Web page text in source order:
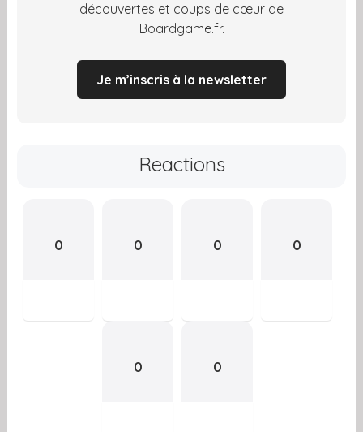
découvertes et coups de cœur de
Boardgame.fr.
Je m’inscris à la newsletter
Reactions
0 0 0 0
0 0